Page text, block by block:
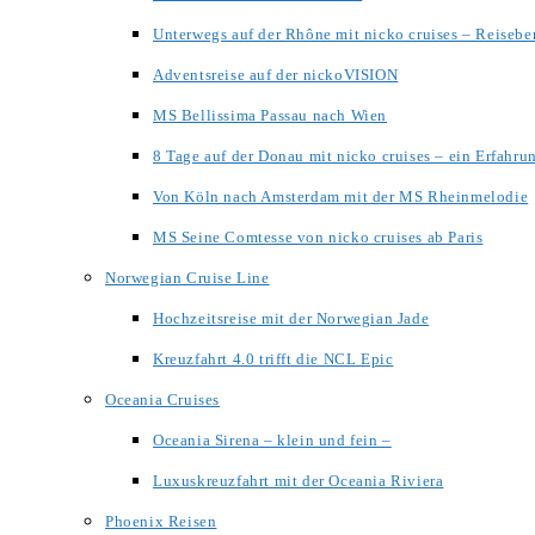
Unterwegs auf der Rhône mit nicko cruises –
Adventsreise auf der nickoVISION
MS Bellissima Passau nach Wien
8 Tage auf der Donau mit nicko cruises – ein
Von Köln nach Amsterdam mit der MS Rheinmelodie
MS Seine Comtesse von nicko cruises ab Paris
Norwegian Cruise Line
Hochzeitsreise mit der Norwegian Jade
Kreuzfahrt 4.0 trifft die NCL Epic
Oceania Cruises
Oceania Sirena – klein und fein –
Luxuskreuzfahrt mit der Oceania Riviera
Phoenix Reisen